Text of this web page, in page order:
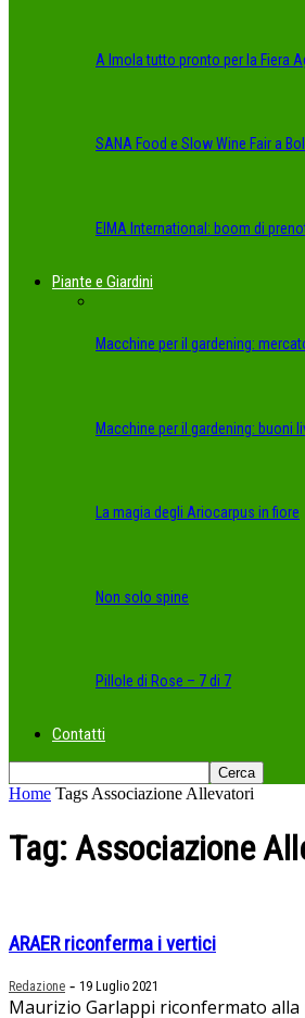
A Imola tutto pronto per la Fiera
SANA Food e Slow Wine Fair a
EIMA International: boom di
Piante e Giardini
Macchine per il gardening:
Macchine per il gardening: buoni
La magia degli Ariocarpus in fiore
Non solo spine
Pillole di Rose – 7 di 7
Contatti
Home Tags Associazione Allevatori
Tag: Associazione
ARAER riconferma i vertici
Redazione - 19 Luglio 2021
Maurizio Garlappi riconfermato alla